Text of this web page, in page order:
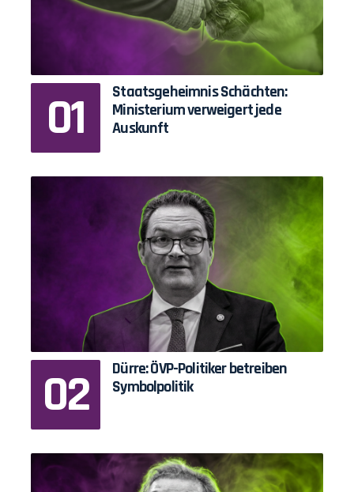
Staatsgeheimnis Schächten:
Ministerium verweigert jede
Auskunft
Dürre: ÖVP-Politiker betreiben
Symbolpolitik